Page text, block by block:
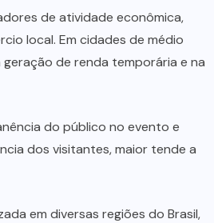
de atividade econômica,
local. Em cidades de médio
de renda temporária e na
do público no evento e
dos visitantes, maior tende a
em diversas regiões do Brasil,